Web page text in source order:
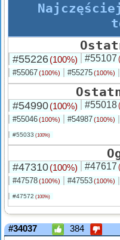
#55226(100%) #55107
#55067(100%) #55275(100%)
#54990(100%) #55018
#55046(100%) #54987(100%)
#55033 (100%)
#47310(100%) #47617
#47578(100%) #47553(100%)
#47572 (100%)
#34037 384